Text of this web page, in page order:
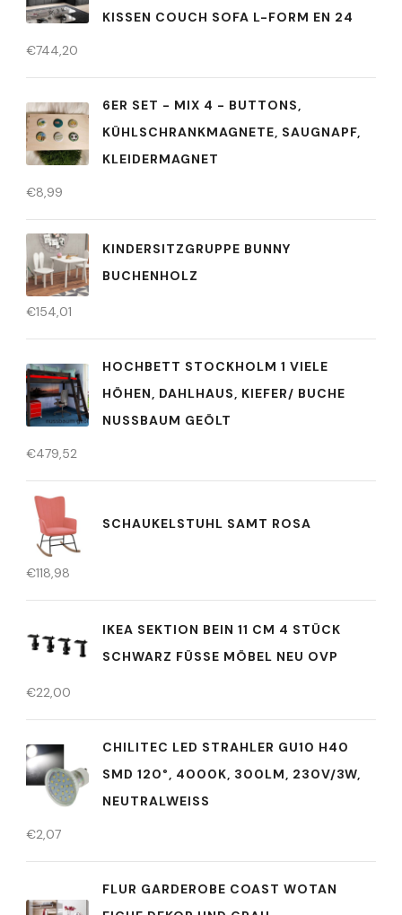
KISSEN COUCH SOFA L-FORM EN 24
€744,20
6ER SET - MIX 4 - BUTTONS,
KÜHLSCHRANKMAGNETE, SAUGNAPF,
KLEIDERMAGNET
€8,99
KINDERSITZGRUPPE BUNNY
BUCHENHOLZ
€154,01
HOCHBETT STOCKHOLM 1 VIELE
HÖHEN, DAHLHAUS, KIEFER/ BUCHE
NUSSBAUM GEÖLT
€479,52
SCHAUKELSTUHL SAMT ROSA
€118,98
IKEA SEKTION BEIN 11 CM 4 STÜCK
SCHWARZ FÜSSE MÖBEL NEU OVP
€22,00
CHILITEC LED STRAHLER GU10 H40
SMD 120°, 4000K, 300LM, 230V/3W,
NEUTRALWEISS
€2,07
FLUR GARDEROBE COAST WOTAN